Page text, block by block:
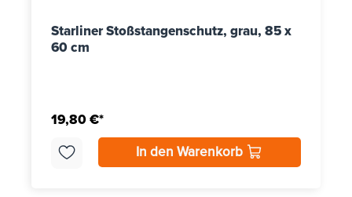
Starliner Stoßstangenschutz, grau, 85 x
60 cm
19,80 €*
In den Warenkorb